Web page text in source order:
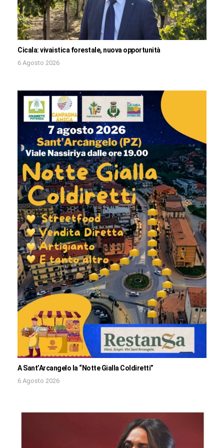
Cicala: vivaistica forestale, nuova opportunità
6 Agosto 2026
A Sant’Arcangelo la “Notte Gialla Coldiretti”
6 Agosto 2026